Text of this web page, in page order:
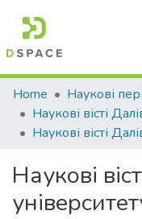
Communities &
All of DSpace
Home
Наукові